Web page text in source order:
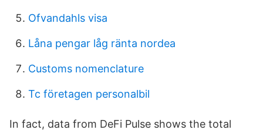
Ofvandahls visa
Låna pengar låg ränta nordea
Customs nomenclature
Tc företagen personalbil
In fact, data from DeFi Pulse shows the total